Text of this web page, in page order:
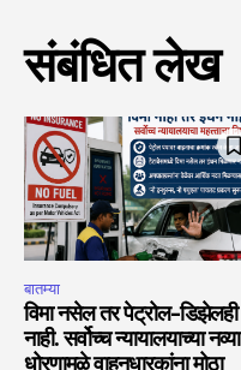
संबंधित लेख
बातम्या
विमा नसेल तर पेट्रोल-डिझेलही
नाही. सर्वोच्च न्यायालयाच्या नव्या
धोरणामुळे वाहनधारकांना मोठा